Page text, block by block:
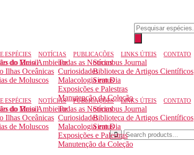
do Meio Ambiente
ESPÉCIES
do Brasil
Ilhas Oceânicas
de Moluscos
NOTÍCIAS
Todas as Notícias
Curiosidades
Malacologia em Dia
Exposições e Palestras
Manutenção da Coleção
PUBLICAÇÕES
Strombus Journal
Biblioteca de Artigos Científicos
Siratus
LINKS ÚTEIS CONTATO
do Meio Ambiente
ESPÉCIES
do Brasil
Ilhas Oceânicas
de Moluscos
NOTÍCIAS
Todas as Notícias
Curiosidades
Malacologia em Dia
Exposições e Palestras
Manutenção da Coleção
PUBLICAÇÕES
Strombus Journal
Biblioteca de Artigos Científicos
Siratus
LINKS ÚTEIS CONTATO